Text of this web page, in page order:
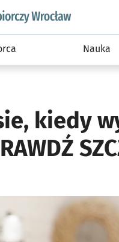
podserwis: Strategia
Nauka
kiedy